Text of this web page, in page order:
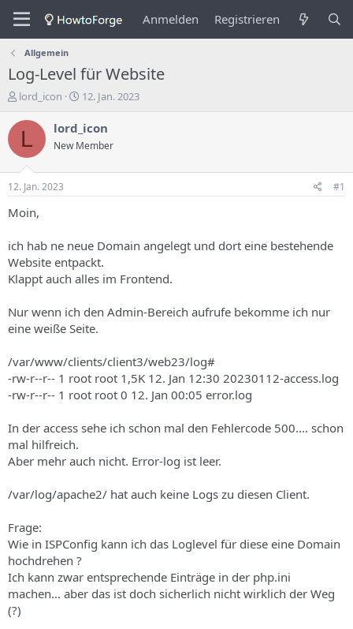
Anmelden Registrieren
Allgemein
Log-Level für Website
E
s
e
e
r
s
T
h
m
s
lord_icon
E
s
t
e
d
a
t
m
12. Jan. 2023
L lord_icon
New Member
12. Jan. 2023 #1
Moin,
ich hab ne neue Domain angelegt und dort eine bestehende
Website entpackt.
Klappt auch alles im Frontend.
Nur wenn ich den Admin-Bereich aufrufe bekomme ich nur
eine weiße Seite.
/var/www/clients/client3/web23/log#
-rw-r--r-- 1 root root 1,5K 12. Jan 12:30 20230112-access.log
-rw-r--r-- 1 root root 0 12. Jan 00:05 error.log
In der access sehe ich schon mal den Fehlercode 500.... schon
mal hilfreich.
Aber mehr auch nicht. Error-log ist leer.
/var/log/apache2/ hat auch keine Logs zu diesen Client.
Frage:
Wie in ISPConfig kann ich das Loglevel für diese eine Domain
hochdrehen ?
Ich kann zwar entsprechende Einträge in der php.ini
machen... aber das ist doch sicherlich nicht wirklich der Weg
(?)